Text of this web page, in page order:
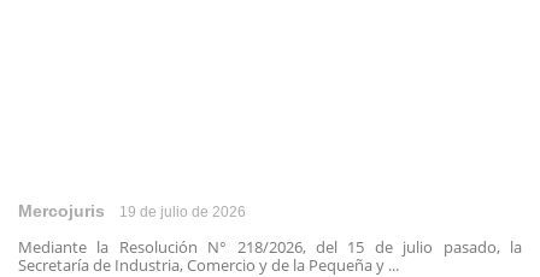
Mercojuris 19 de julio de 2026
Mediante la Resolución N° 218/2026, del 15 de julio pasado, la
Secretaría de Industria, Comercio y de la Pequeña y ...